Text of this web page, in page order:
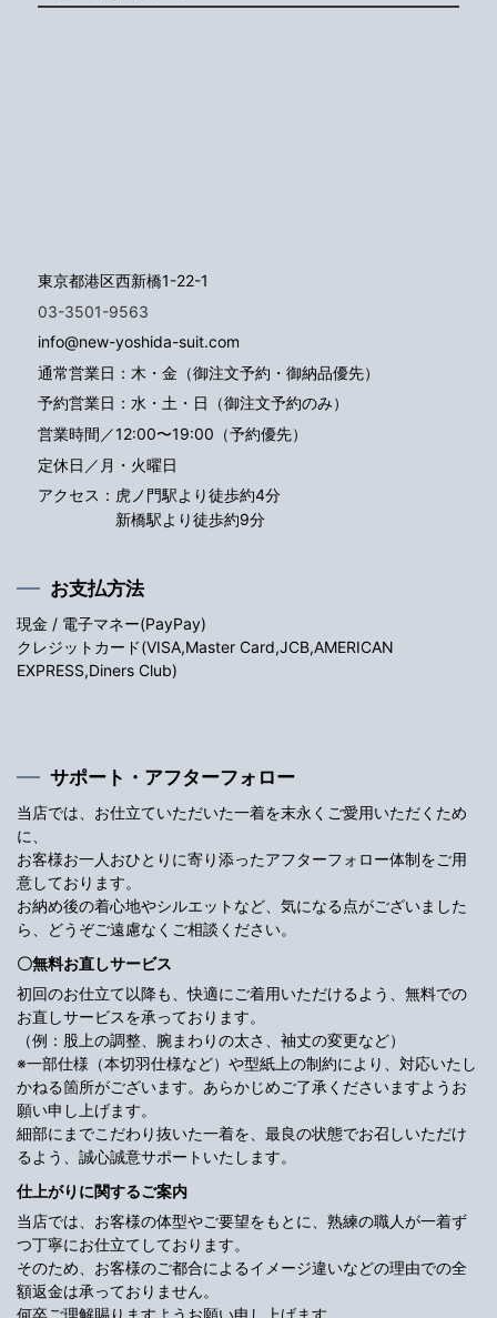
東京都港区西新橋1-22-1
03-3501-9563
info@new-yoshida-suit.com
通常営業日：木・金（御注文予約・御納品優先）
予約営業日：水・土・日（御注文予約のみ）
営業時間／12:00〜19:00（予約優先）
定休日／月・火曜日
アクセス： 虎ノ門駅より徒歩約4分
新橋駅より徒歩約9分
お支払方法
現金 / 電子マネー(PayPay)
クレジットカード(VISA,Master Card,JCB,AMERICAN
EXPRESS,Diners Club)
サポート・アフターフォロー
当店では、お仕立ていただいた一着を末永くご愛用いただくため
に、
お客様お一人おひとりに寄り添ったアフターフォロー体制をご用
意しております。
お納め後の着心地やシルエットなど、気になる点がございました
ら、どうぞご遠慮なくご相談ください。
〇無料お直しサービス
初回のお仕立て以降も、快適にご着用いただけるよう、無料での
お直しサービスを承っております。
（例：股上の調整、腕まわりの太さ、袖丈の変更など）
※一部仕様（本切羽仕様など）や型紙上の制約により、対応いたし
かねる箇所がございます。あらかじめご了承くださいますようお
願い申し上げます。
細部にまでこだわり抜いた一着を、最良の状態でお召しいただけ
るよう、誠心誠意サポートいたします。
仕上がりに関するご案内
当店では、お客様の体型やご要望をもとに、熟練の職人が一着ず
つ丁寧にお仕立てしております。
そのため、お客様のご都合によるイメージ違いなどの理由での全
額返金は承っておりません。